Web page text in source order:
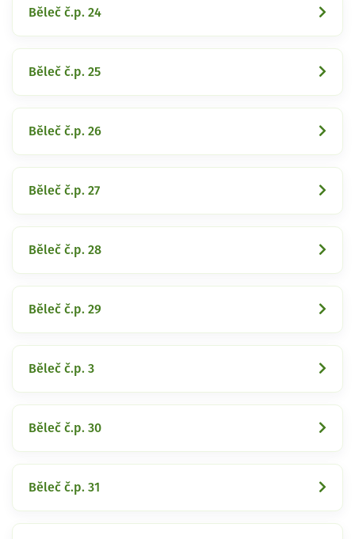
Běleč č.p. 24
Běleč č.p. 25
Běleč č.p. 26
Běleč č.p. 27
Běleč č.p. 28
Běleč č.p. 29
Běleč č.p. 3
Běleč č.p. 30
Běleč č.p. 31